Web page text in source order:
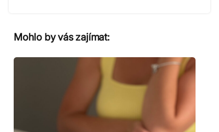
Mohlo by vás zajímat: